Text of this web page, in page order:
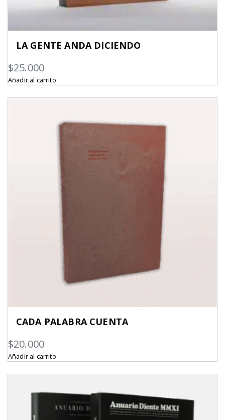
LA GENTE ANDA DICIENDO
$25.000
Añadir al carrito
CADA PALABRA CUENTA
$20.000
Añadir al carrito